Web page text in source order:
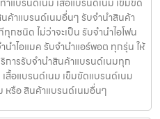
ค้าแบรนด์เนมอื่นๆ รับจำนำสินค้า
กชนิด ไม่ว่าจะเป็น รับจำนำไอโฟน
ำไอแมค รับจำนำแอร์พอต ทุกรุ่น ให้
การรับจำนำสินค้าแบรนด์เนมทุก
สื้อแบรนด์เนม เข็มขัดแบรนด์เนม
หรือ สินค้าแบรนด์เนมอื่นๆ